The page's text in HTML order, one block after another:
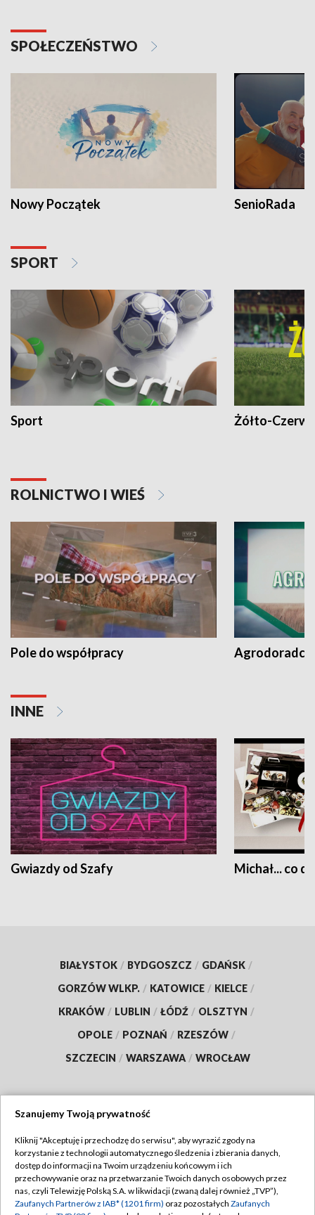
SPOŁECZEŃSTWO
Nowy Początek SenioRada
SPORT
Sport Żółto-
ROLNICTWO I WIEŚ
Pole do współpracy Agrodoradcy
INNE
Gwiazdy od Szafy Michał... co
BIAŁYSTOK / BYDGOSZCZ / GDAŃSK /
GORZÓW WLKP. / KATOWICE / KIELCE /
KRAKÓW / LUBLIN / ŁÓDŹ / OLSZTYN /
OPOLE / POZNAŃ / RZESZÓW /
SZCZECIN / WARSZAWA / WROCŁAW
TVP
Abonament TVP
Emisja w TVP
Regulamin TVP
Polityka prywatności
Szanujemy Twoją prywatność
Kliknij "Akceptuję i przechodzę do serwisu", aby wyrazić zgody na
korzystanie z technologii automatycznego śledzenia i zbierania danych,
dostęp do informacji na Twoim urządzeniu końcowym i ich
przechowywanie oraz na przetwarzanie Twoich danych osobowych przez
nas, czyli Telewizję Polską S.A. w likwidacji (zwaną dalej również „TVP”),
Zaufanych Partnerów z IAB* (1201 firm) oraz pozostałych Zaufanych